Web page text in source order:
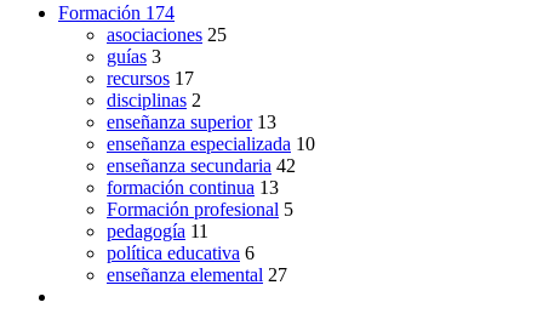
Formación 174
asociaciones 25
guías 3
recursos 17
disciplinas 2
enseñanza superior 13
enseñanza especializada 10
enseñanza secundaria 42
formación continua 13
Formación profesional 5
pedagogía 11
política educativa 6
enseñanza elemental 27